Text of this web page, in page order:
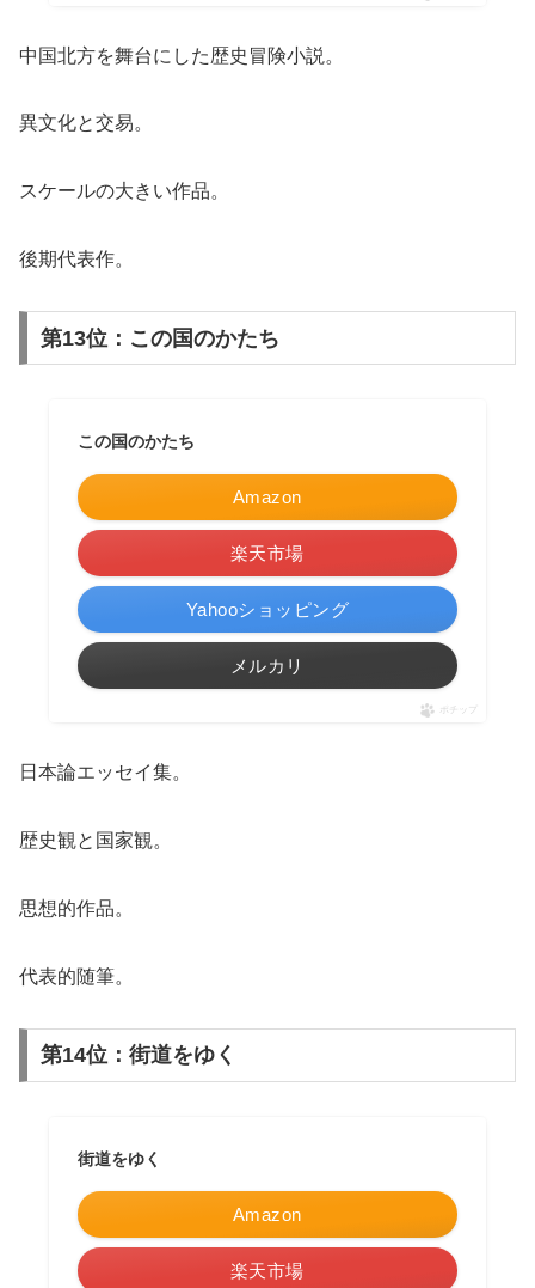
中国北方を舞台にした歴史冒険小説。
異文化と交易。
スケールの大きい作品。
後期代表作。
第13位：この国のかたち
この国のかたち
Amazon
楽天市場
Yahooショッピング
メルカリ
ポチップ
日本論エッセイ集。
歴史観と国家観。
思想的作品。
代表的随筆。
第14位：街道をゆく
街道をゆく
Amazon
楽天市場